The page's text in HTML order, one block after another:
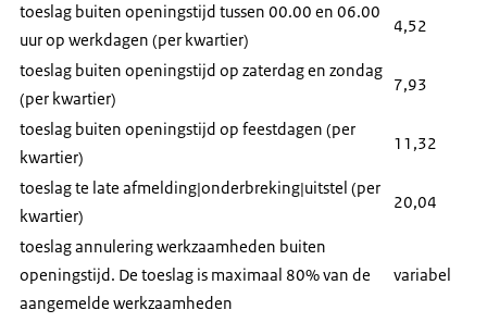
toeslag buiten openingstijd tussen 00.00 en 06.00
uur op werkdagen (per kwartier)
4,52
toeslag buiten openingstijd op zaterdag en zondag
(per kwartier)
7,93
toeslag buiten openingstijd op feestdagen (per
kwartier)
11,32
toeslag te late afmelding|onderbreking|uitstel (per
kwartier)
20,04
toeslag annulering werkzaamheden buiten
openingstijd. De toeslag is maximaal 80% van de
aangemelde werkzaamheden
variabel